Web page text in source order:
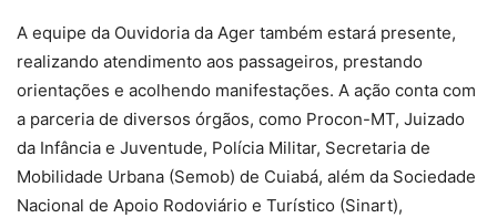
A equipe da Ouvidoria da Ager também estará presente,
realizando atendimento aos passageiros, prestando
orientações e acolhendo manifestações. A ação conta com
a parceria de diversos órgãos, como Procon-MT, Juizado
da Infância e Juventude, Polícia Militar, Secretaria de
Mobilidade Urbana (Semob) de Cuiabá, além da Sociedade
Nacional de Apoio Rodoviário e Turístico (Sinart),